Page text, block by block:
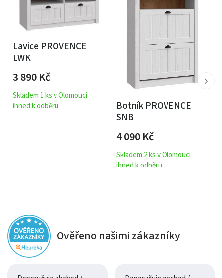
Lavice PROVENCE
LWK
3 890Kč
Skladem 1 ks v Olomouci
ihned k odběru
Botník PROVENCE
SNB
4 090Kč
Skladem 2 ks v Olomouci
ihned k odběru
Ověřeno našimi zákazníky